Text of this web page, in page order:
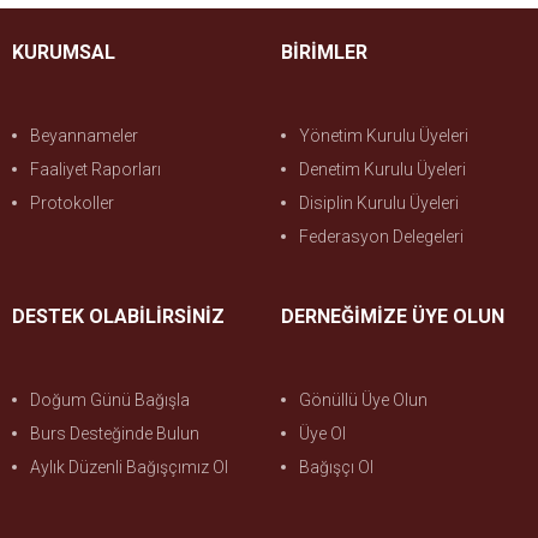
KURUMSAL
Beyannameler
Faaliyet Raporları
Protokoller
BİRİMLER
Yönetim Kurulu Üyeleri
Denetim Kurulu Üyeleri
Disiplin Kurulu Üyeleri
Federasyon Delegeleri
DESTEK OLABİLİRSİNİZ
Doğum Günü Bağışla
Burs Desteğinde Bulun
Aylık Düzenli Bağışçımız Ol
DERNEĞİMİZE ÜYE OLUN
Gönüllü Üye Olun
Üye Ol
Bağışçı Ol